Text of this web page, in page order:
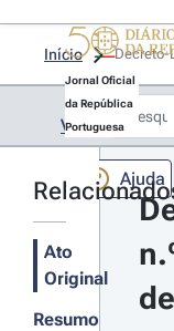
Jornal Oficial
da República
Portuguesa
Ajuda
Início
Voltar
Ato
Original
Resumo